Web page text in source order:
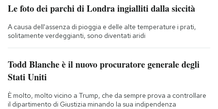
Le foto dei parchi di Londra ingialliti dalla siccità
A causa dell'assenza di pioggia e delle alte temperature i prati,
solitamente verdeggianti, sono diventati aridi
Todd Blanche è il nuovo procuratore generale degli
Stati Uniti
È molto, molto vicino a Trump, che da sempre prova a controllare
il dipartimento di Giustizia minando la sua indipendenza